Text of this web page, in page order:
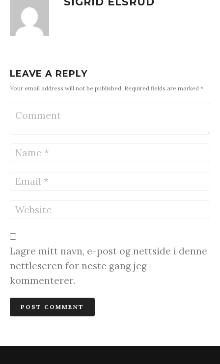
LEAVE A REPLY
Your email address will not be published. Required fields are marked *
Lagre mitt navn, e-post og nettside i denne
nettleseren for neste gang jeg
kommenterer.